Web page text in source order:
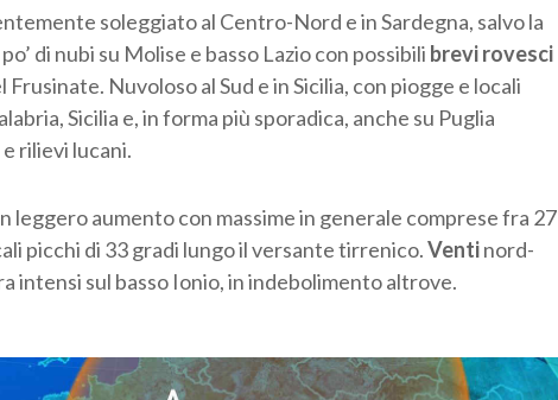
soleggiato al Centro-Nord e in Sardegna, salvo la
di nubi su Molise e basso Lazio con possibili brevi rovesci
Frusinate. Nuvoloso al Sud e in Sicilia, con piogge e locali
Sicilia e, in forma più sporadica, anche su Puglia
rilievi lucani.
leggero aumento con massime in generale comprese fra 27
picchi di 33 gradi lungo il versante tirrenico.Ventinord-
intensi sul basso Ionio, in indebolimento altrove.